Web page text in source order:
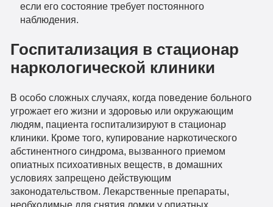
если его состояние требует постоянного
наблюдения.
Госпитализация в стационар
наркологической клиники
В особо сложных случаях, когда поведение больного
угрожает его жизни и здоровью или окружающим
людям, пациента госпитализируют в стационар
клиники. Кроме того, купирование наркотического
абстинентного синдрома, вызванного приемом
опиатных психоативных веществ, в домашних
условиях запрещено действующим
законодательством. Лекарственные препараты,